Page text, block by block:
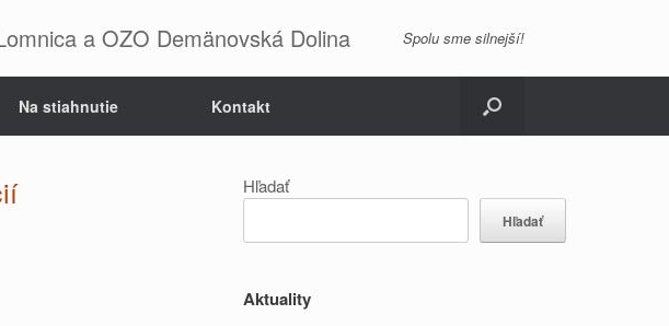
a OZO Demänovská Dolina Spolu sme silnejší!
Na stiahnutie Kontakt
Hľadať
Hľadať
Aktuality